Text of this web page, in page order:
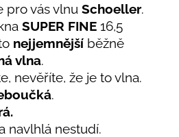
pro vás vlnu Schoeller.
SUPER FINE 16,5
nejjemnější běžně
vlna.
nevěříte, že je to vlna.
.
navlhlá nestudí.